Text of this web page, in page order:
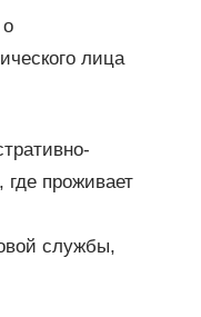
лица
проживает
службы,